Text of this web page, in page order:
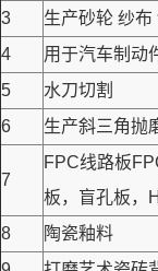
3
生产砂轮 纱
4
用于汽车制动
5
水刀切割
6
生产斜三角抛
7
FPC线路板
板，盲孔板，
8
陶瓷釉料